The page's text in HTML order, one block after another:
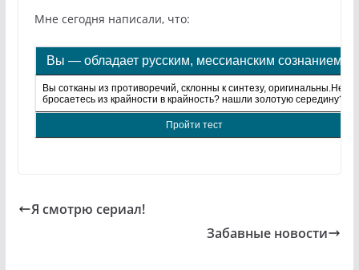
Мне сегодня написали, что:
Вы — обладает русским, мессианским сознанием
Вы сотканы из противоречий, склонны к синтезу, оригинальны.Не
бросаетесь из крайности в крайность? нашли золотую середину?
Пройти тест
Я смотрю сериал!
Забавные новости